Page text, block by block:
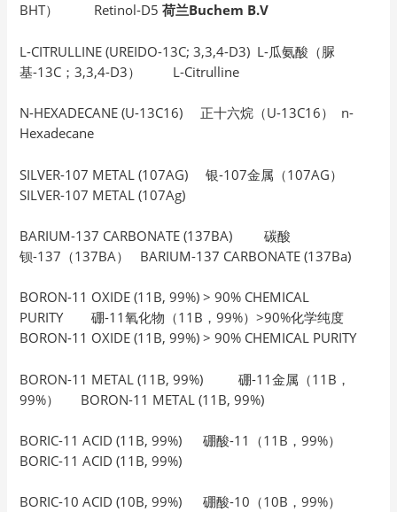
BHT） Retinol-D5荷兰Buchem B.V
L-CITRULLINE (UREIDO-13C; 3,3,4-D3) L-瓜氨酸（脲
基-13C；3,3,4-D3） L-Citrulline
N-HEXADECANE (U-13C16) 正十六烷（U-13C16） n-
Hexadecane
SILVER-107 METAL (107AG) 银-107金属（107AG）
SILVER-107 METAL (107Ag)
BARIUM-137 CARBONATE (137BA) 碳酸
钡-137（137BA） BARIUM-137 CARBONATE (137Ba)
BORON-11 OXIDE (11B, 99%) > 90% CHEMICAL
PURITY 硼-11氧化物（11B，99%）>90%化学纯度
BORON-11 OXIDE (11B, 99%) > 90% CHEMICAL PURITY
BORON-11 METAL (11B, 99%) 硼-11金属（11B，
99%） BORON-11 METAL (11B, 99%)
BORIC-11 ACID (11B, 99%) 硼酸-11（11B，99%）
BORIC-11 ACID (11B, 99%)
BORIC-10 ACID (10B, 99%) 硼酸-10（10B，99%）